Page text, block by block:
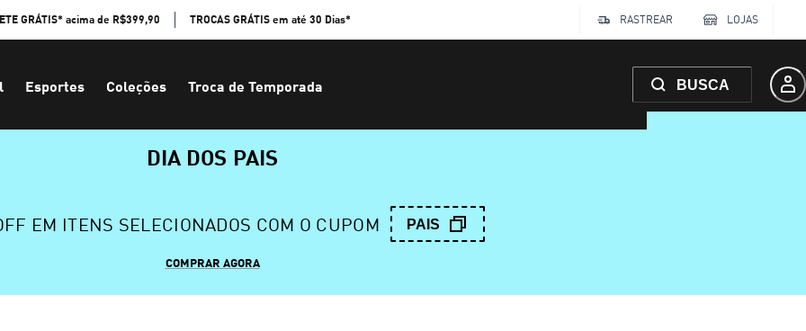
GRÁTIS* acima de R$399,90 TROCAS GRÁTIS em até 30 Dias* RASTREAR LOJAS
Esportes Coleções Troca de Temporada BUSCA
DIA DOS PAIS
EM ITENS SELECIONADOS COM O CUPOM PAIS
COMPRAR AGORA